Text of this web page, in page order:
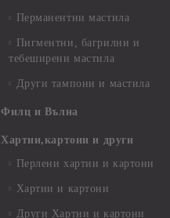
Перманентни мастила
Пигментни, багрилни и
тебеширени мастила
Други тампони и мастила
Филц и Вълна
Хартии,картони и други
Перлени хартии и картони
Хартии и картони
Други Хартии и картони